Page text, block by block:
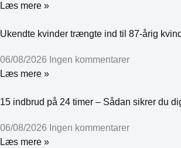
Læs mere »
Ukendte kvinder trængte ind til 87-årig
06/08/2026 Ingen kommentarer
Læs mere »
15 indbrud på 24 timer – Sådan sikrer du
06/08/2026 Ingen kommentarer
Læs mere »